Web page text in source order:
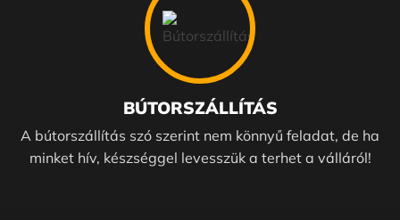
BÚTORSZÁLLÍTÁS
A bútorszállítás szó szerint nem könnyű feladat, de ha
minket hív, készséggel levesszük a terhet a válláról!